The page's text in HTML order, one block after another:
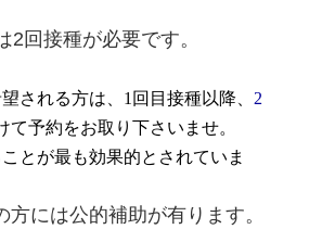
回接種が必要です。
される方は、1回目接種以降、 2
て予約をお取り下さいませ。
とが最も効果的とされていま
には公的補助が有ります。